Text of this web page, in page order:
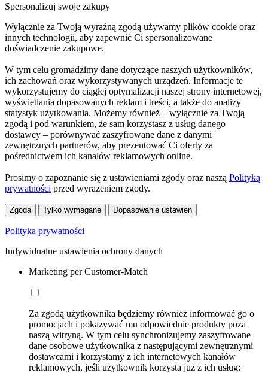
Spersonalizuj swoje zakupy
Wyłącznie za Twoją wyraźną zgodą używamy plików cookie oraz
innych technologii, aby zapewnić Ci spersonalizowane
doświadczenie zakupowe.
W tym celu gromadzimy dane dotyczące naszych użytkowników,
ich zachowań oraz wykorzystywanych urządzeń. Informacje te
wykorzystujemy do ciągłej optymalizacji naszej strony internetowej,
wyświetlania dopasowanych reklam i treści, a także do analizy
statystyk użytkowania. Możemy również – wyłącznie za Twoją
zgodą i pod warunkiem, że sam korzystasz z usług danego
dostawcy – porównywać zaszyfrowane dane z danymi
zewnętrznych partnerów, aby prezentować Ci oferty za
pośrednictwem ich kanałów reklamowych online.
Prosimy o zapoznanie się z ustawieniami zgody oraz naszą Polityką
prywatności przed wyrażeniem zgody.
Zgoda Tylko wymagane Dopasowanie ustawień
Polityka prywatności
Indywidualne ustawienia ochrony danych
Marketing per Customer-Match
Za zgodą użytkownika będziemy również informować go o
promocjach i pokazywać mu odpowiednie produkty poza
naszą witryną. W tym celu synchronizujemy zaszyfrowane
dane osobowe użytkownika z następującymi zewnętrznymi
dostawcami i korzystamy z ich internetowych kanałów
reklamowych, jeśli użytkownik korzysta już z ich usług: